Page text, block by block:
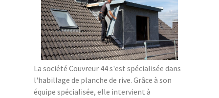
La société Couvreur 44 s'est spécialisée dans
l'habillage de planche de rive. Grâce à son
équipe spécialisée, elle intervient à